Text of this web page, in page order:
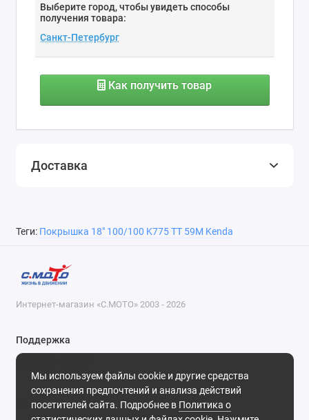
Выберите город, чтобы увидеть способы
получения товара:
Как получить товар
Доставка
Теги: Покрышка 18" 100/100 K775 TT 59М Kenda
Мы используем файлы cookie и другие средства
сохранения предпочтений и анализа действий
посетителей сайта. Подробнее в Политика о
Интернет-магазин «С.МОТО» 2003 - 2026
Поддержка
8-800-55-00-327
Будни, с 09-30 до 18-30
Мы в сети